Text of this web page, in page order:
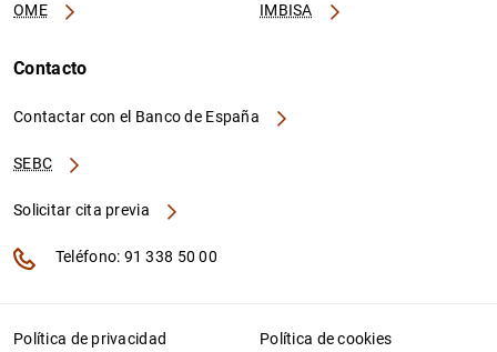
OME IMBISA
Contacto
Contactar con el Banco de España
SEBC
Solicitar cita previa
Teléfono: 91 338 50 00
Política de privacidad Política de cookies